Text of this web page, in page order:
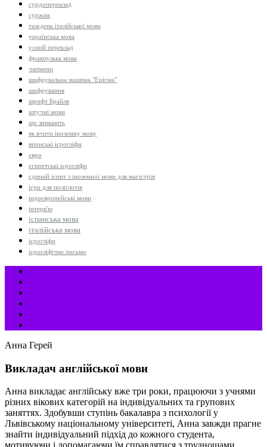
сурдопереклад
суржик
тиждень італійської мови
українська мова
усний переклад
французька мова
чапмени
шифрувальна машина "Енігма"
шифрування
шрифт Брайля
штучні мови
що зникають
як вчити іноземну мову
японські ієрогліфи
євро
єгипетські ієрогліфи
єдиний іспит з іноземної мови для магістрів
ігри для поліглотів
індоєвропейські мови
інтерв'ю
іспанська мова
італійська мова
ієрогліфи
ієрогліфічне письмо
Анна Герей
Викладач англійської мови
Анна викладає англійську вже три роки, працюючи з учнями
різних вікових категорій на індивідуальних та групових
заняттях. Здобувши ступінь бакалавра з психології у
Львівському національному університеті, Анна завжди прагне
знайти індивідуальний підхід до кожного студента,